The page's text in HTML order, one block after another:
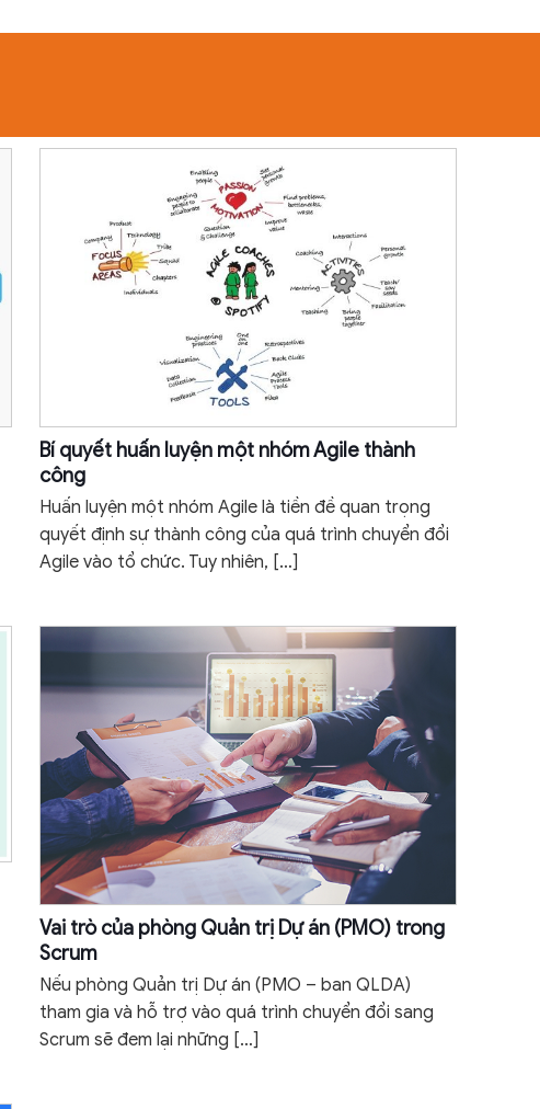
Bí quyết huấn luyện một nhóm Agile thành
công
Huấn luyện một nhóm Agile là tiền đề quan trọng
quyết định sự thành công của quá trình chuyển đổi
Agile vào tổ chức. Tuy nhiên, […]
Vai trò của phòng Quản trị Dự án (PMO) trong
Scrum
Nếu phòng Quản trị Dự án (PMO – ban QLDA)
tham gia và hỗ trợ vào quá trình chuyển đổi sang
Scrum sẽ đem lại những […]